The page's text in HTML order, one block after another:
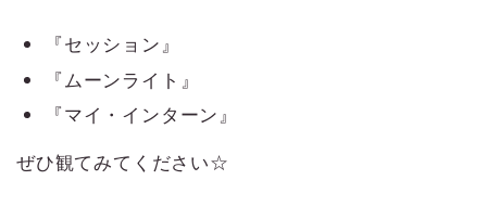
『セッション』
『ムーンライト』
『マイ・インターン』
ぜひ観てみてください☆